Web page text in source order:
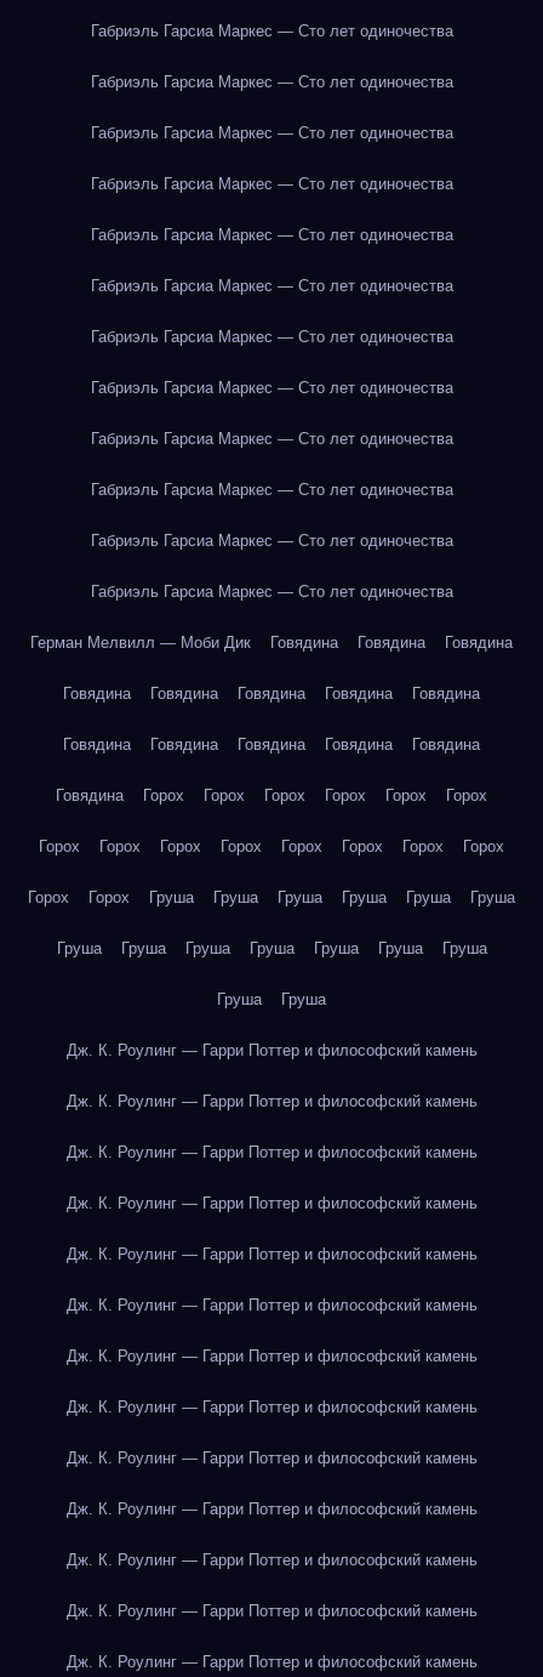
Габриэль Гарсиа Маркес — Сто лет одиночества
Габриэль Гарсиа Маркес — Сто лет одиночества
Габриэль Гарсиа Маркес — Сто лет одиночества
Габриэль Гарсиа Маркес — Сто лет одиночества
Габриэль Гарсиа Маркес — Сто лет одиночества
Габриэль Гарсиа Маркес — Сто лет одиночества
Габриэль Гарсиа Маркес — Сто лет одиночества
Габриэль Гарсиа Маркес — Сто лет одиночества
Габриэль Гарсиа Маркес — Сто лет одиночества
Габриэль Гарсиа Маркес — Сто лет одиночества
Габриэль Гарсиа Маркес — Сто лет одиночества
Габриэль Гарсиа Маркес — Сто лет одиночества
Герман Мелвилл — Моби Дик Говядина Говядина Говядина
Говядина Говядина Говядина Говядина Говядина
Говядина Говядина Говядина Говядина Говядина
Говядина Горох Горох Горох Горох Горох Горох
Горох Горох Горох Горох Горох Горох Горох Горох
Горох Горох Груша Груша Груша Груша Груша Груша
Груша Груша Груша Груша Груша Груша Груша
Груша Груша
Дж. К. Роулинг — Гарри Поттер и философский камень
Дж. К. Роулинг — Гарри Поттер и философский камень
Дж. К. Роулинг — Гарри Поттер и философский камень
Дж. К. Роулинг — Гарри Поттер и философский камень
Дж. К. Роулинг — Гарри Поттер и философский камень
Дж. К. Роулинг — Гарри Поттер и философский камень
Дж. К. Роулинг — Гарри Поттер и философский камень
Дж. К. Роулинг — Гарри Поттер и философский камень
Дж. К. Роулинг — Гарри Поттер и философский камень
Дж. К. Роулинг — Гарри Поттер и философский камень
Дж. К. Роулинг — Гарри Поттер и философский камень
Дж. К. Роулинг — Гарри Поттер и философский камень
Дж. К. Роулинг — Гарри Поттер и философский камень